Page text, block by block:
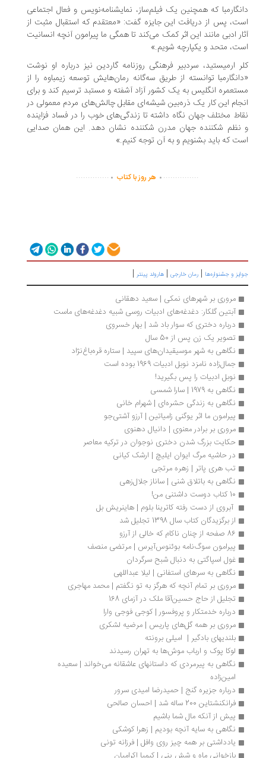
که همچنین یک فیلم‌ساز، نمایشنامه‌نویس و فعال اجتماعی
پس از دریافت این جایزه گفت: «معتقدم که استقبال مثبت از
ادبی مانند این اثر کمک می‌کند تا همگی ما پیرامون آنچه انسانیت
متحد و یکپارچه شویم.»
ارمیستید، سردبیر فرهنگی روزنامه گاردین نیز درباره او نوشت
توانسته از طریق سه‌گانه رمان‌هایش توسعه زیمباوه را از
انگلیس به یک کشور آزاد آشفته و مستبد ترسیم کند و برای
این کار یک ذره‌بین شیشه‌ای مقابل چالش‌های مردم معمولی در
مختلف جهان نگاه داشته تا زندگی‌های خوب را در فساد فزاینده
شکننده جهان مدرن شکننده نشان دهد. این همان صدایی
که باید بشنویم و به آن توجه کنیم.»
...............
. هر روز با کتاب .
..............
و جشنواره‌ها|رمان خارجی|هارولد پینتر|
مروری بر شهرهای نمکی | سعید دهقانی
آبتین گلکار: دغدغه‌های ادبیات روسی شبیه دغدغه‌های ماست
درباره دختری که سوار باد شد | بهار خسروی
تصویر یک زن پس از 50 سال
نگاهی به شهر موسیقیدان‌های سپید | ستاره قره‌باغ‌نژاد
جمال‌زاده نامزد نوبل ادبیات 1969 بوده است
نوبل ادبیات را پس بگیرید!
نگاهی به 1979 | سارا شمسی
نگاهی به زندگی حشره‌ای | شهرام خانی
پیرامون ما اثر یوگنی زامیاتین | آرزو آشتی‌جو
مروری بر برادر معنوی | دانیال دهنوی
حکایت بزرگ شدن دختری نوجوان در ترکیه معاصر
در حاشیه مرگ ایوان ایلیچ | ارشک کیانی
تب هری پاتر | زهره مرتجی
نگاهی به باتلاق شنی | ساناز جلال‌زهی
آبروی از دست رفته کاترینا بلوم | هاینریش بل
از برگزیدگان کتاب سال 1398 تجلیل شد
پیرامون سوگ‌نامه‌ بوئنوس‌آیرس | مرتضی منصف
غول اسپاگتی به دنبال شبح سرگردان
نگاهی به سرهای استفانی | لیلا عبداللهی
مروری بر تمام آنچه که هرگز به تو نگفتم | محمد مهاجری
تجلیل از حاج حسین‌آقا ملک در آزمای 168
درباره خدمتکار و پروفسور | کوجی فوجی وارا
مروری بر همه گل‌های پاریس | مرضیه لشکری
بلندیهای بادگیر |  امیلی برونته
لوکا پوک و ارباب موش‌ها به تهران رسیدند
نگاهی به پیرمردی که داستانهای عاشقانه می‌خواند | سعیده
امین‌زاده
درباره جزیره گنج | حمیدرضا امیدی سرور
فرانکنشتاین 200 ساله شد | احسان صالحی
پیش از آنکه مال شما باشیم
نگاهی به سایه آنچه بودیم | زهرا کوشکی
یادداشتی بر همه ‌چیز روی وافل | فرزانه تونی